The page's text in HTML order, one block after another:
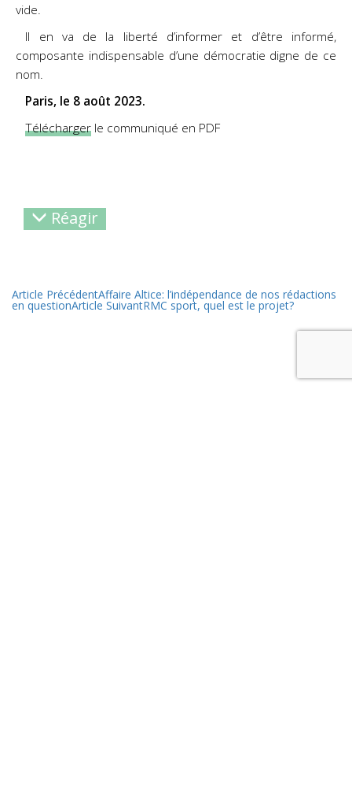
vide.
Il en va de la liberté d’informer et d’être informé,
composante indispensable d’une démocratie digne de ce
nom.
Paris, le 8 août 2023.
Télécharger le communiqué en PDF
Réagir
Article PrécédentAffaire Altice: l’indépendance de nos rédactions
en questionArticle SuivantRMC sport, quel est le projet?